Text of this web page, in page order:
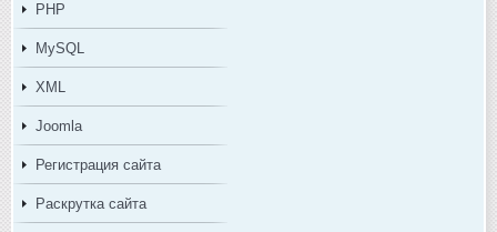
PHP
MySQL
XML
Joomla
Регистрация сайта
Раскрутка сайта